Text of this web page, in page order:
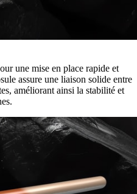
une mise en place rapide et
assure une liaison solide entre
améliorant ainsi la stabilité et